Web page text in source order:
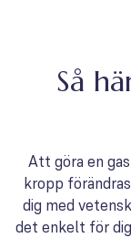
Så
Att göra en
kropp
dig med
det enkelt för